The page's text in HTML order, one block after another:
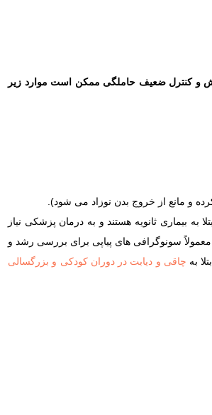
مشابه با مادران مبتلا به دیابت نوع 1 یا 2 می باشد. در صورت پایش و کنترل ضعیف حاملگی ممکن است موارد زیر
و مانع از خروج بدن نوزاد می شود).
به بیماری ثانویه هستند و به درمان پزشکی نیاز
معمولاً سونوگرافی های پیاپی برای بررسی رشد و
به چاقی و دیابت در دوران کودکی و بزرگسالی